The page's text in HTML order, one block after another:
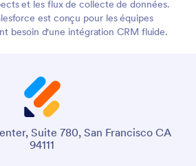
et les flux de collecte de données.
est conçu pour les équipes
besoin d'une intégration CRM fluide.
Suite 780, San Francisco CA
94111